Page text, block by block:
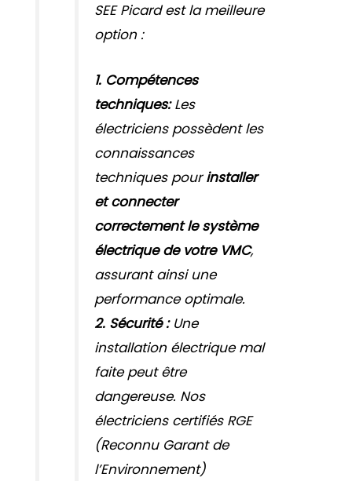
SEE Picard est la meilleure
option :
1. Compétences
techniques:Les
électriciens possèdent les
connaissances
techniques pourinstaller
et connecter
correctement le système
électrique de votre VMC,
assurant ainsi une
performance optimale.
2. Sécurité :Une
installation électrique mal
faite peut être
dangereuse. Nos
électriciens certifiés RGE
(Reconnu Garant de
l’Environnement)